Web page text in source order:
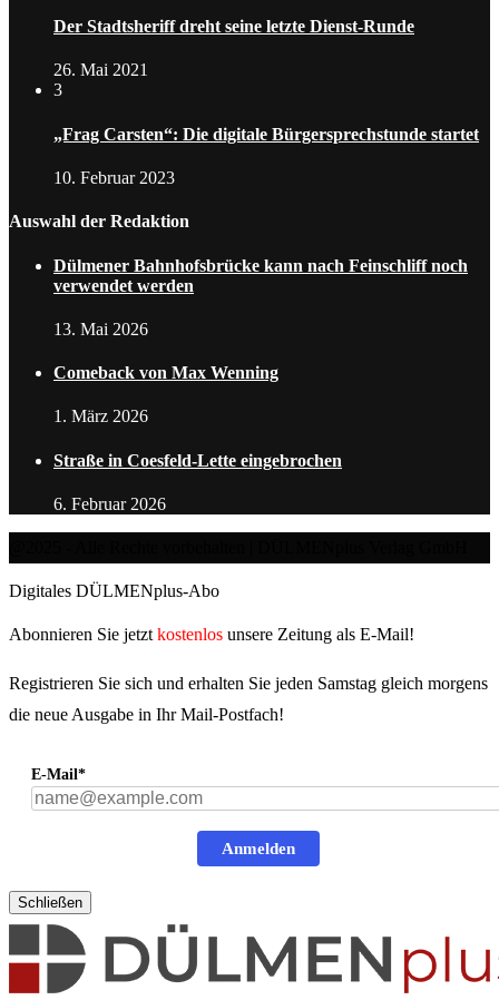
Der Stadtsheriff dreht seine letzte Dienst-Runde
26. Mai 2021
3
„Frag Carsten“: Die digitale Bürgersprechstunde startet
10. Februar 2023
Auswahl der Redaktion
Dülmener Bahnhofsbrücke kann nach Feinschliff noch
verwendet werden
13. Mai 2026
Comeback von Max Wenning
1. März 2026
Straße in Coesfeld-Lette eingebrochen
6. Februar 2026
Digitales DÜLMENplus-Abo
Abonnieren Sie jetzt kostenlos unsere Zeitung als E-Mail!
Registrieren Sie sich und erhalten Sie jeden Samstag gleich morgens
die neue Ausgabe in Ihr Mail-Postfach!
E-Mail*
Anmelden
Schließen